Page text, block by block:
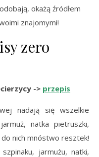
okażą źródłem
znajomymi!
zero
-> przepis
nadają się wszelkie
natka pietruszki,
nich mnóstwo resztek!
jarmużu, natki,